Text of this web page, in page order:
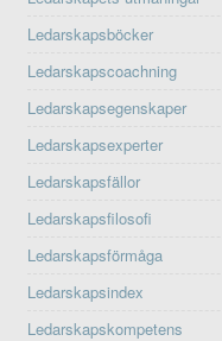
Ledarskapsböcker
Ledarskapscoachning
Ledarskapsegenskaper
Ledarskapsexperter
Ledarskapsfällor
Ledarskapsfilosofi
Ledarskapsförmåga
Ledarskapsindex
Ledarskapskompetens